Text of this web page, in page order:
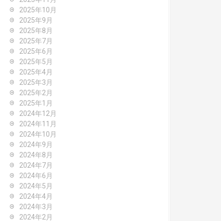
2025年10月
2025年9月
2025年8月
2025年7月
2025年6月
2025年5月
2025年4月
2025年3月
2025年2月
2025年1月
2024年12月
2024年11月
2024年10月
2024年9月
2024年8月
2024年7月
2024年6月
2024年5月
2024年4月
2024年3月
2024年2月